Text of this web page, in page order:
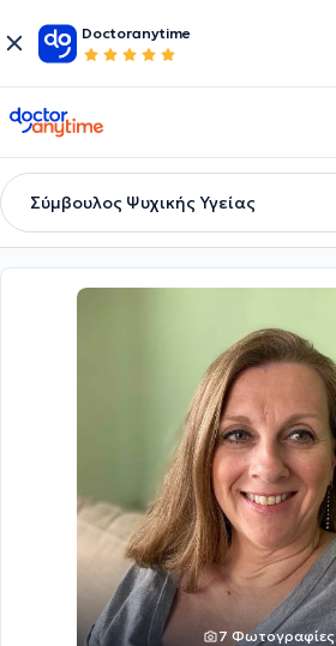
Doctoranytime
doctoranytime
Σύμβουλος Ψυχικής Υγείας
7 Φωτογραφίες